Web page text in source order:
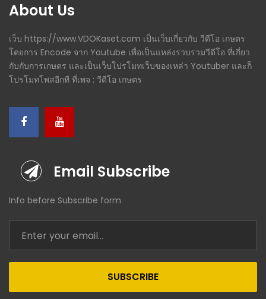
About Us
เว็บ https://www.VDOKaset.com เป็นเว็บเกี่ยวกับ วีดีโอ เกษตร
โดยการ Encode จาก Youtube เพื่อเป็นแหล่งรวบรวมวีดีโอ ที่เกี่ยว
กับกับการเกษตร และเป็นเว็บโปรโมทเว็บของเหล่า Youtuber และก็
โปรโมทโพสอีกที ที่เพจ : วีดีโอ เกษตร
Email Subscribe
Info before Subscribe form
SUBSCRIBE